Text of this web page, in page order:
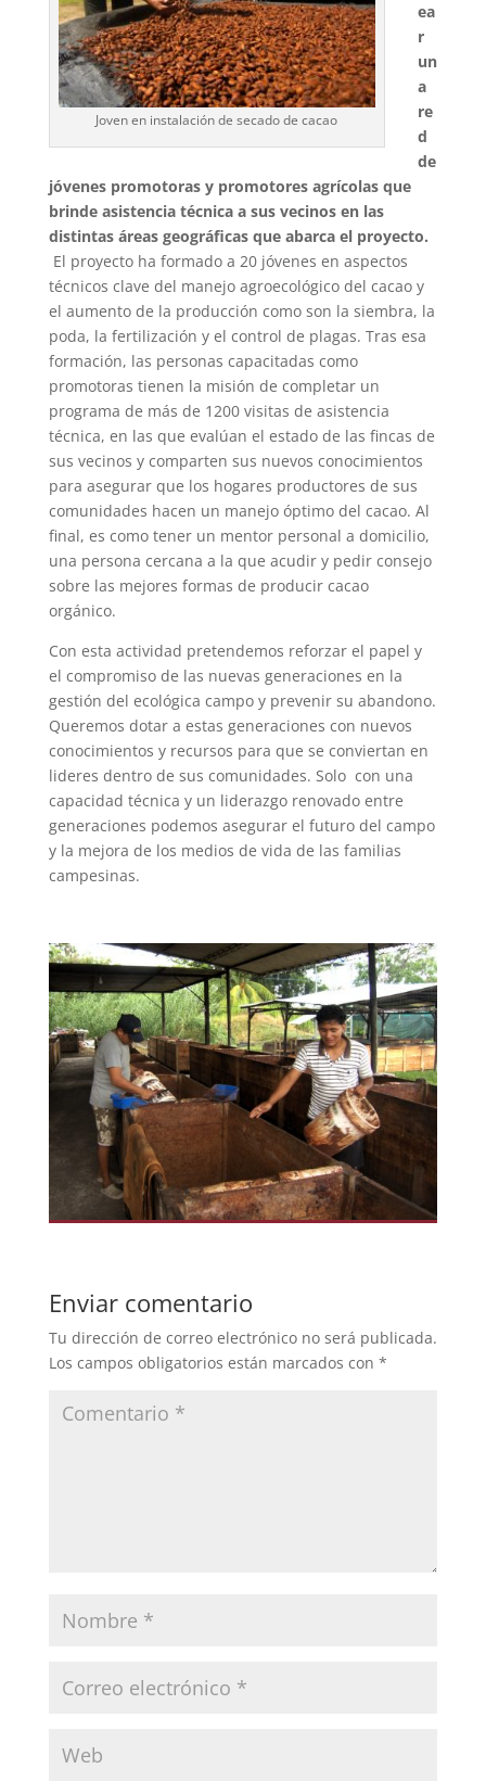
Joven en instalación de secado de cacao
ea
r
un
a
re
d
de
jóvenes promotoras y promotores agrícolas que
brinde asistencia técnica a sus vecinos en las
distintas áreas geográficas que abarca el proyecto.
El proyecto ha formado a 20 jóvenes en aspectos
técnicos clave del manejo agroecológico del cacao y
el aumento de la producción como son la siembra, la
poda, la fertilización y el control de plagas. Tras esa
formación, las personas capacitadas como
promotoras tienen la misión de completar un
programa de más de 1200 visitas de asistencia
técnica, en las que evalúan el estado de las fincas de
sus vecinos y comparten sus nuevos conocimientos
para asegurar que los hogares productores de sus
comunidades hacen un manejo óptimo del cacao. Al
final, es como tener un mentor personal a domicilio,
una persona cercana a la que acudir y pedir consejo
sobre las mejores formas de producir cacao
orgánico.
Con esta actividad pretendemos reforzar el papel y
el compromiso de las nuevas generaciones en la
gestión del ecológica campo y prevenir su abandono.
Queremos dotar a estas generaciones con nuevos
conocimientos y recursos para que se conviertan en
lideres dentro de sus comunidades. Solo con una
capacidad técnica y un liderazgo renovado entre
generaciones podemos asegurar el futuro del campo
y la mejora de los medios de vida de las familias
campesinas.
Enviar comentario
Tu dirección de correo electrónico no será publicada.
Los campos obligatorios están marcados con *